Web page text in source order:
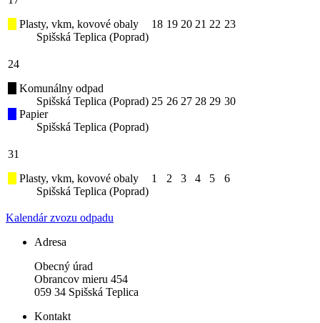
Plasty, vkm, kovové obaly
Spišská Teplica (Poprad)
18 19 20 21 22 23
24
Komunálny odpad
Spišská Teplica (Poprad)
Papier
Spišská Teplica (Poprad)
25 26 27 28 29 30
31
Plasty, vkm, kovové obaly
Spišská Teplica (Poprad)
1 2 3 4 5 6
Kalendár zvozu odpadu
Adresa
Obecný úrad
Obrancov mieru 454
059 34 Spišská Teplica
Kontakt